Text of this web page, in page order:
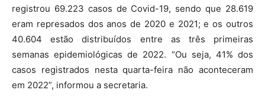
registrou 69.223 casos de Covid-19, sendo que 28.619
eram represados dos anos de 2020 e 2021; e os outros
40.604 estão distribuídos entre as três primeiras
semanas epidemiológicas de 2022. “Ou seja, 41% dos
casos registrados nesta quarta-feira não aconteceram
em 2022”, informou a secretaria.